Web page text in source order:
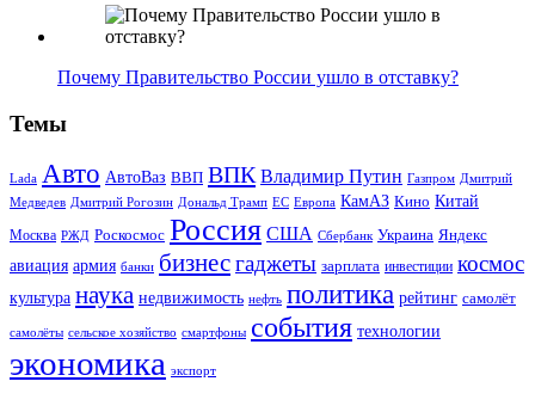
Почему Правительство России ушло в отставку?
Темы
Lada Авто АвтоВаз ВВП ВПК Владимир Путин Газпром Дмитрий
Медведев Дмитрий Рогозин Дональд Трамп ЕС Европа КамАЗ Кино Китай
Москва РЖД Роскосмос Россия США Сбербанк Украина Яндекс
авиация армия банки бизнесгаджеты зарплата инвестиции космос
культура наука недвижимость нефть политика рейтинг самолёт
самолёты сельское хозяйство смартфоны события технологии
экономика экспорт